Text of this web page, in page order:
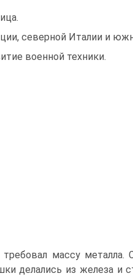
северной Италии и
военной техники.
массу металла.
де­лались из железа и